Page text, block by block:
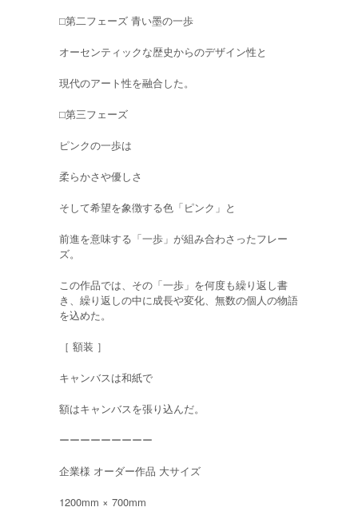
⬜︎第二フェーズ 青い墨の一歩
オーセンティックな歴史からのデザイン性と
現代のアート性を融合した。
⬜︎第三フェーズ
ピンクの一歩は
柔らかさや優しさ
そして希望を象徴する色「ピンク」と
前進を意味する「一歩」が組み合わさったフレー
ズ。
この作品では、その「一歩」を何度も繰り返し書
き、繰り返しの中に成長や変化、無数の個人の物語
を込めた。
［ 額装 ］
キャンバスは和紙で
額はキャンバスを張り込んだ。
ーーーーーーーーー
企業様 オーダー作品 大サイズ
1200mm × 700mm